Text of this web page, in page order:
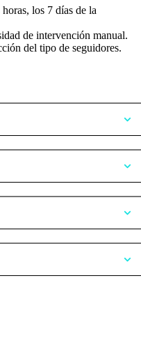
los 7 días de la
de intervención manual.
del tipo de seguidores.